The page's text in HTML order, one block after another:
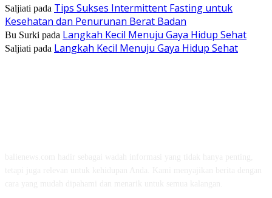
Saljiati pada Tips Sukses Intermittent Fasting untuk
Kesehatan dan Penurunan Berat Badan
Bu Surki pada Langkah Kecil Menuju Gaya Hidup Sehat
Saljiati pada Langkah Kecil Menuju Gaya Hidup Sehat